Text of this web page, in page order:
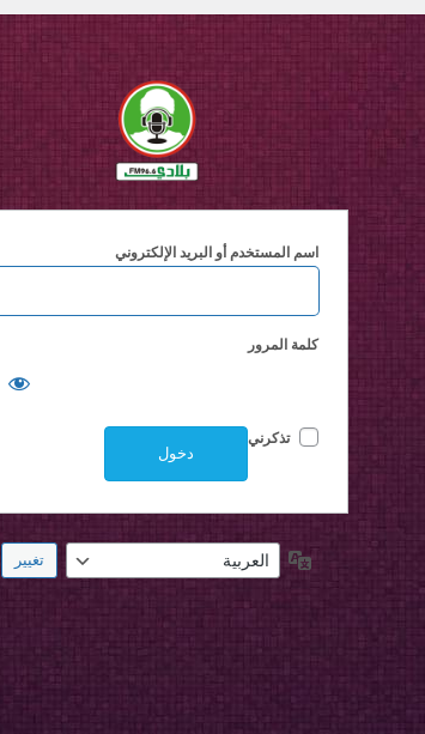
اسم المستخدم أو البريد الإلكتروني
كلمة المرور
تذكرني
اللغة